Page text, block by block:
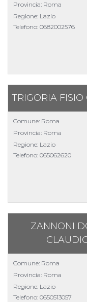
Provincia: Roma
Regione: Lazio
Telefono: 0682002576
TRIGORIA FISIO
Comune: Roma
Provincia: Roma
Regione: Lazio
Telefono: 065062620
ZANNONI
Comune: Roma
Provincia: Roma
Regione: Lazio
Telefono: 0650513057